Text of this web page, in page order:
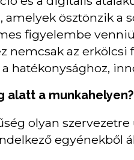
ösztönzik a
figyelembe
nemcsak az
hatékonysághoz,
alatt a munkahelyen?
olyan
egyénekből